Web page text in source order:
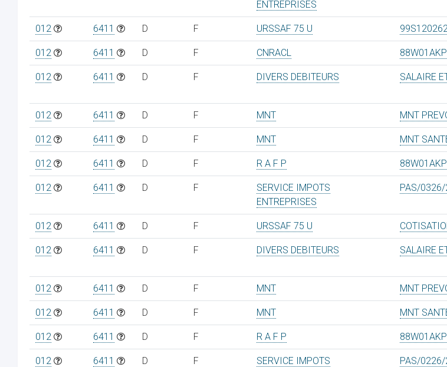
ENTREPRISES
012 6411 D F URSSAF 75 U
012 6411 D F CNRACL
012 6411 D F DIVERS DEBITEURS SALAIRE
012 6411 D F MNT MNT
012 6411 D F MNT MNT
012 6411 D F R A F P
012 6411 D F
SERVICE IMPOTS
ENTREPRISES
PAS/
012 6411 D F URSSAF 75 U
012 6411 D F DIVERS DEBITEURS SALAIRE
012 6411 D F MNT MNT
012 6411 D F MNT MNT
012 6411 D F R A F P
012 6411 D F
SERVICE IMPOTS
PAS/